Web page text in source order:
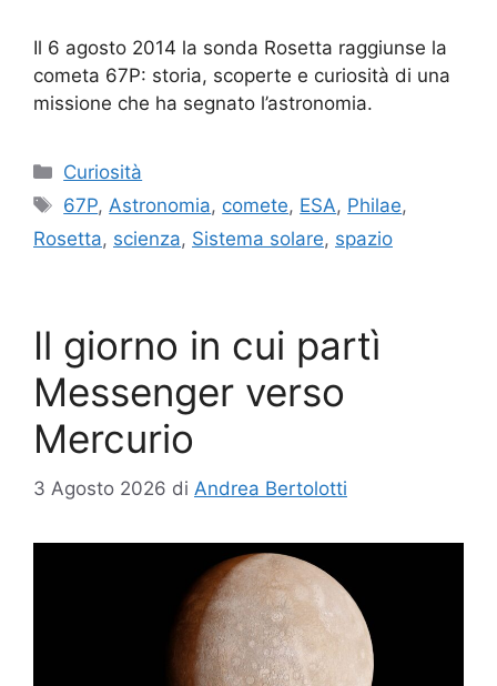
Il 6 agosto 2014 la sonda Rosetta raggiunse la
cometa 67P: storia, scoperte e curiosità di una
missione che ha segnato l’astronomia.
Categorie
Curiosità
Tag
67P,Astronomia, comete, ESA, Philae,
Rosetta, scienza, Sistema solare, spazio
Il giorno in cui partì
Messenger verso
Mercurio
3 Agosto 2026 di Andrea Bertolotti